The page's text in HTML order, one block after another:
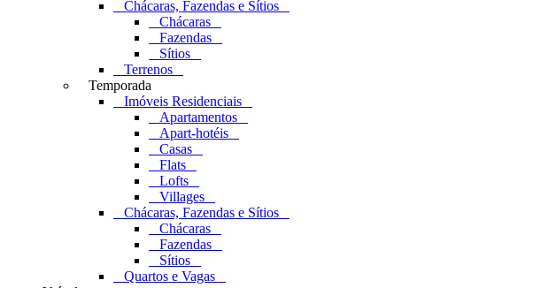
Chácaras, Fazendas e Sítios
Chácaras
Fazendas
Sítios
Terrenos
Temporada
Imóveis Residenciais
Apartamentos
Apart-hotéis
Casas
Flats
Lofts
Villages
Chácaras, Fazendas e Sítios
Chácaras
Fazendas
Sítios
Quartos e Vagas